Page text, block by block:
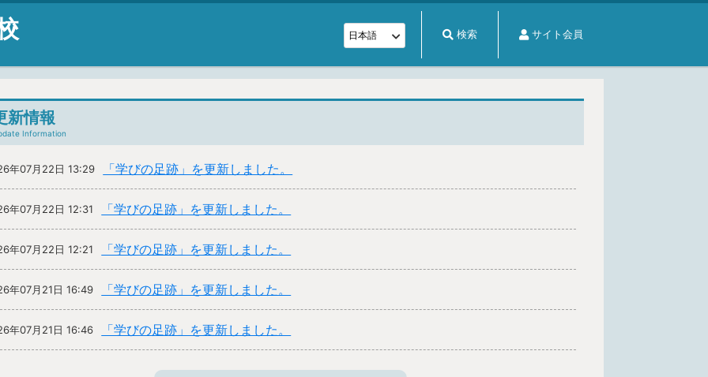
検索 サイト会員
新情報
Information
年07月22日 13:29 「学びの足跡」を更新しました。
年07月22日 12:31 「学びの足跡」を更新しました。
年07月22日 12:21 「学びの足跡」を更新しました。
年07月21日 16:49 「学びの足跡」を更新しました。
年07月21日 16:46 「学びの足跡」を更新しました。